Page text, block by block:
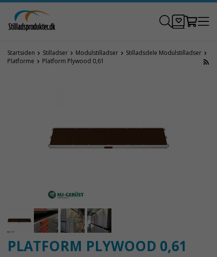
Startsiden Stilladser Modulstilladser
Stilladsdele Modulstilladser
Platforme
Platform Plywood 0,61
PLATFORM PLYWOOD 0,61